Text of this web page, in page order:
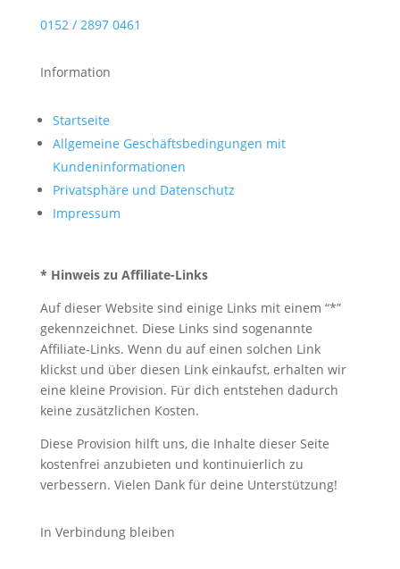
0152 / 2897 0461
Information
Startseite
Allgemeine Geschäftsbedingungen mit
Kundeninformationen
Privatsphäre und Datenschutz
Impressum
* Hinweis zu Affiliate-Links
Auf dieser Website sind einige Links mit einem “*”
gekennzeichnet. Diese Links sind sogenannte
Affiliate-Links. Wenn du auf einen solchen Link
klickst und über diesen Link einkaufst, erhalten wir
eine kleine Provision. Für dich entstehen dadurch
keine zusätzlichen Kosten.
Diese Provision hilft uns, die Inhalte dieser Seite
kostenfrei anzubieten und kontinuierlich zu
verbessern. Vielen Dank für deine Unterstützung!
In Verbindung bleiben